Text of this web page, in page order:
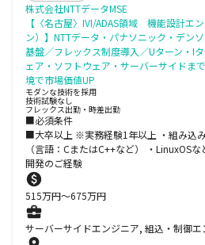
株式会社NTTデータMSE
【〈名古屋〉IVI/ADAS領域 機能設計エ
ン）】NTTデータ・パナソニック・デン
基盤／フレックス制度導入／Uターン・I
ェア・ソフトウェア・サーバーサイドま
境で市場価値UP
モダンな技術を採用
技術試験なし
フレックス出勤・時差出勤
■必須条件
■大卒以上 ※実務経験1年以上 ・組み込
（言語：CまたはC++など） ・LinuxOS
開発のご経験
515万円〜675万円
サーバーサイドエンジニア, 組込・制御エ